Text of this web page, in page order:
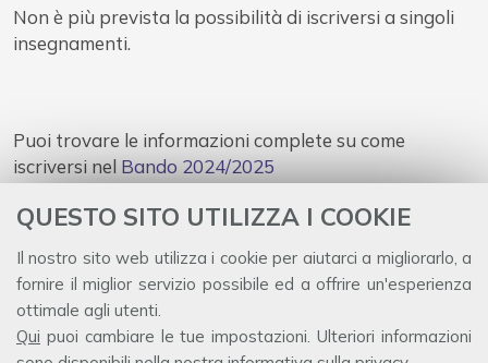
QUESTO SITO UTILIZZA I COOKIE
Il nostro sito web utilizza i cookie per aiutarci a migliorarlo, a
fornire il miglior servizio possibile ed a offrire un'esperienza
ottimale agli utenti.
Qui puoi cambiare le tue impostazioni. Ulteriori informazioni
Non è più prevista la possibilità di iscriversi a singoli
insegnamenti.
Puoi trovare le informazioni complete su come
iscriversi nel Bando 2024/2025
Dipartimento di Management e Diritto
Università degli studi di Roma Tor Vergata
Via Columbia, 2
00133 Rome (Italy)